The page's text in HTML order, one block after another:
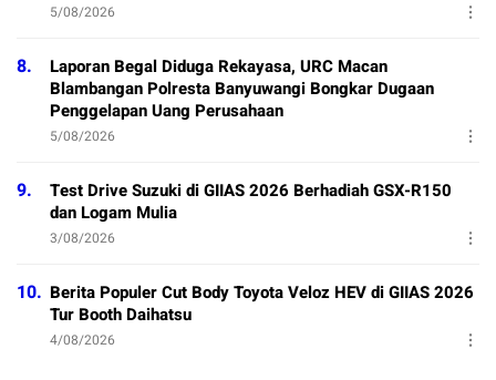
5/08/2026
8.
Laporan Begal Diduga Rekayasa, URC Macan
Blambangan Polresta Banyuwangi Bongkar Dugaan
Penggelapan Uang Perusahaan
5/08/2026
9.
Test Drive Suzuki di GIIAS 2026 Berhadiah GSX-R150
dan Logam Mulia
3/08/2026
10. Berita Populer Cut Body Toyota Veloz HEV di GIIAS 2026
Tur Booth Daihatsu
4/08/2026